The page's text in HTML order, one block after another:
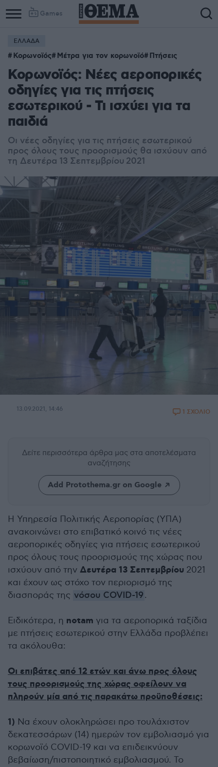
Games
ΕΛΛΑΔΑ
Κορωνοϊός Μέτρα για τον κορωνοϊό Πτήσεις
Κορωνοϊός: Nέες αεροπορικές
οδηγίες για τις πτήσεις
εσωτερικού - Τι ισχύει για τα
παιδιά
Οι νέες οδηγίες για τις πτήσεις εσωτερικού
προς όλους τους προορισμούς θα ισχύουν από
τη Δευτέρα 13 Σεπτεμβρίου 2021
13.09.2021, 14:46 1 ΣΧΟΛΙΟ
Δείτε περισσότερα άρθρα μας στα αποτελέσματα
αναζήτησης
Add Protothema.gr on Google
Η Υπηρεσία Πολιτικής Αεροπορίας (ΥΠΑ)
ανακοινώνει στο επιβατικό κοινό τις νέες
αεροπορικές οδηγίες για πτήσεις εσωτερικού
προς όλους τους προορισμούς της χώρας που
ισχύουν από την Δευτέρα 13 Σεπτεμβρίου 2021
και έχουν ως στόχο τον περιορισμό της
διασποράς της νόσου COVID-19.
Ειδικότερα, η notam για τα αεροπορικά ταξίδια
με πτήσεις εσωτερικού στην Ελλάδα προβλέπει
τα ακόλουθα:
Οι επιβάτες από 12 ετών και άνω προς όλους
τους προορισμούς της χώρας οφείλουν να
πληρούν μία από τις παρακάτω προϋποθέσεις:
1) Να έχουν ολοκληρώσει προ τουλάχιστον
δεκατεσσάρων (14) ημερών τον εμβολιασμό για
κορωνοϊό COVID-19 και να επιδεικνύουν
βεβαίωση/πιστοποιητικό εμβολιασμού. Το